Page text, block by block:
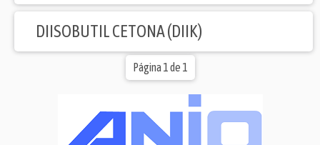
DIISOBUTIL CETONA (DIIK)
Página 1 de 1